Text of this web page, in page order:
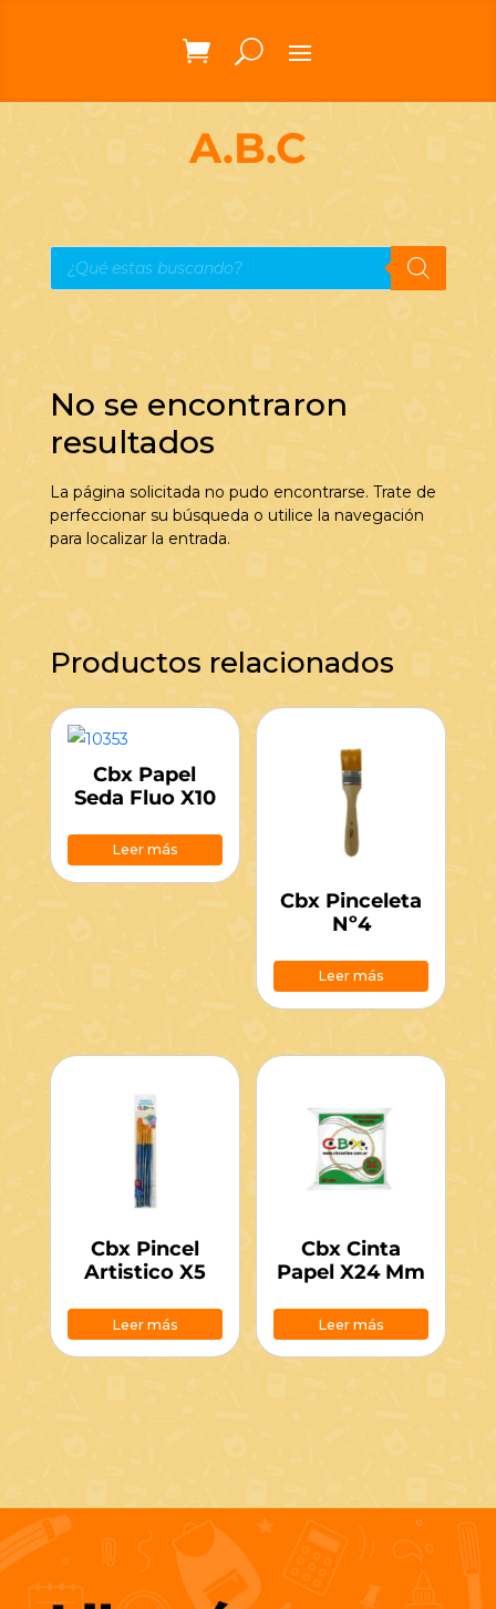
A.B.C
Búsqueda
de
productos
No se encontraron
resultados
La página solicitada no pudo encontrarse. Trate de
perfeccionar su búsqueda o utilice la navegación
para localizar la entrada.
Productos relacionados
Cbx Papel
Seda Fluo X10
Leer más
Cbx Pinceleta
Nº4
Leer más
Cbx Pincel
Artistico X5
Leer más
Cbx Cinta
Papel X24 Mm
Leer más